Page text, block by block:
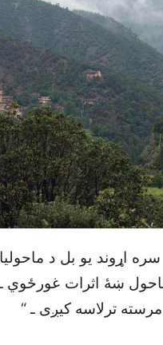
اړوند يو بل د
ښۀ اثرات غورځوي ـ
ترلاسه کيږى ـ “